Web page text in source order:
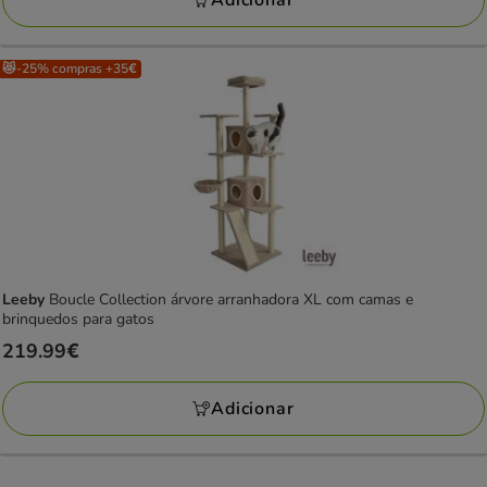
24.99€
😻-25% compras +35€
Leeby Boucle Collection árvore arranhadora XL com camas e
brinquedos para gatos
Preço
219.99€
219.99€
Adicionar